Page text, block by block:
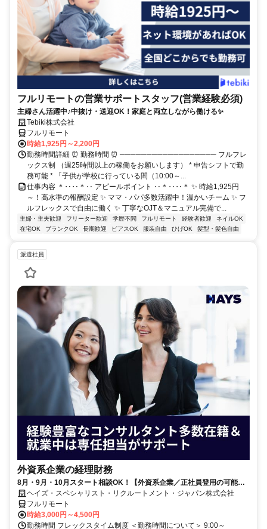
フルリモートの営業サポートスタッフ(営業経験必須)
主婦さん活躍中♪中抜け・送迎OK！家庭と両立しながら働ける✨
Tebiki株式会社
フルリモート
時給1,925円～2,200円
勤務時間詳細 ⏰ 勤務時間 ⏰ ────────────────── フルフレ
ックス制 （週25時間以上の稼働をお願いします） * 申告シフトで勤
務可能 * 「子供が学校に行っている間（10:00～...
仕事内容 ＊‥‥＊‥ アピールポイント ‥＊‥‥＊ ✨ 時給1,925円
～！高水準の報酬設定 ✨ ママ・パパ多数活躍中！温かいチーム ✨ フ
ルフレックスで自由に働く ✨ 丁寧なOJT＆マニュアル完備で...
主婦・主夫歓迎 フリーター歓迎 学歴不問 フルリモート 経験者歓迎
ネイルOK
在宅OK
ブランクOK 長期歓迎 ピアスOK 服装自由 ひげOK 髪型・髪色自由
派遣社員
外資系企業の経理財務
8月・9月・10月スタート相談OK！【外資系企業／正社員登用の可能性
大／700万～800万／リモート勤務OK】経理財務
ヘイズ・スペシャリスト・リクルートメント・ジャパン株式会社
フルリモート
時給3,000円～4,500円
勤務時間 フレックスタイム制度 ＜勤務時間について＞ 9:00～